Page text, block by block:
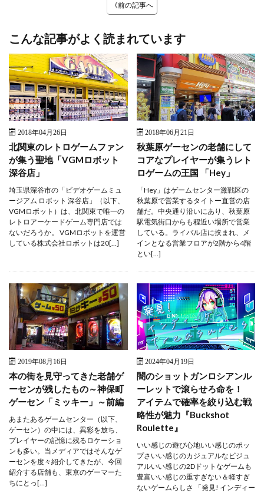
《前の記事へ
こんな記事がよく読まれています
2018年04月26日
北関東のレトロゲームファン
が集う聖地「VGMロボット
深谷店」
埼玉県深谷市の「ビデオゲームミュ
ージアム ロボット 深谷店」（以下、
VGMロボット）は、北関東で唯一の
レトロアーケードゲーム専門店では
ないだろうか。 VGMロボットを運営
している株式会社ロボットは20[…]
2018年06月21日
秋葉原ゲーセンの老舗にして
コアなプレイヤーが集うレト
ロゲームの王国 「Hey」
「Hey」はゲームセンター激戦区の
秋葉原で営業するタイトー直営の店
舗だ。中央通り沿いにあり、秋葉原
駅電気街口からも程近い場所で営業
している。ライバル店に挟まれ、メ
インとなる営業フロアが2階から4階
とい[…]
2019年08月16日
本の街を見守ってきた老舗ゲ
ーセンが残したもの～神保町
ゲーセン「ミッキー」～前編
あまたあるゲームセンター（以下、
ゲーセン）の中には、異彩を放ち、
プレイヤーの記憶に残るロケーショ
ンも多い。当メディアではそんなゲ
ーセンを度々紹介してきたが、今回
紹介する店舗も、東京のゲーマーた
ちにとっ[…]
2024年04月19日
闇のショットガンロシアンル
ーレットで滾らせろ命を！
アイテムで確率を絞り込む戦
略性が魅力『Buckshot
Roulette』
いい感じの遊び心地いい感じのポッ
プさいい感じのカジュアルなビジュ
アルいい感じの2Dドットなゲームも
豊富いい感じの重すぎない＆軽すぎ
ないゲームらしさ 「発見! インディー